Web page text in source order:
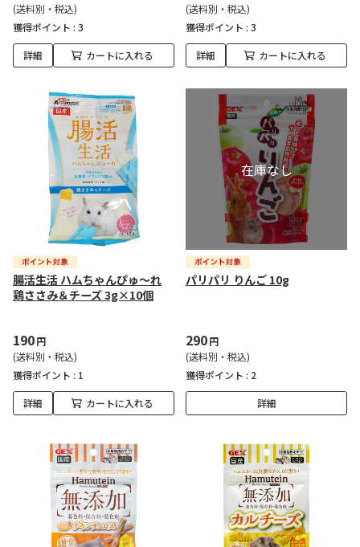
(送料別・税込)
獲得ポイント : 3
詳細 カートに入れる
(送料別・税込)
獲得ポイント : 3
詳細 カートに入れる
腸活生活 ハムちゃんぴゅ～れ
鶏ささみ＆チーズ 3g×10個
190円
(送料別・税込)
獲得ポイント : 1
詳細 カートに入れる
パリパリ りんご 10g
290円
(送料別・税込)
獲得ポイント : 2
詳細